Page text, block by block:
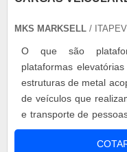
MKS MARKSELL /
O que são
plataformas
estruturas de metal
de veículos que
e transporte de
e segurança.
Furgões; - Micro-